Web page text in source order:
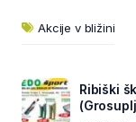
Akcije v bližini
Ribiški